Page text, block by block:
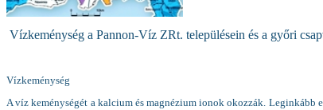
Vízkeménység a Pannon-Víz ZRt. településein és a győri
Vízkeménység
A víz keménységét a kalcium és magnézium ionok okozzák.